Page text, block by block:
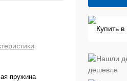
пружина
дешевле